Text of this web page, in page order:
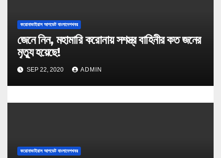
করোনাভাইরাস আপডেট বাংলাদেশখবর
জেনে নিন, মহামারি করোনায় সশস্ত্র বাহিনীর কত জনের
মৃত্যু হয়েছে!
SEP 22, 2020 ADMIN
করোনাভাইরাস আপডেট বাংলাদেশখবর